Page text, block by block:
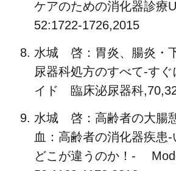
ケアのための消化器診療
52:1722-1726,2015
水城 啓：胃炎、腸炎・
尿器科処方のすべて-す
イド 臨床泌尿器科
水城 啓：高齢者の大腸
血：高齢者の消化器疾患-
どこが違うのか！-